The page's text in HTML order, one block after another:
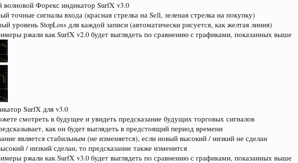
Форекс индикатор SurfX v3.0
точные сигналы входа (красная стрелка на Sell, зеленая стрелка на покупку)
уровень StopLoss для каждой записи (автоматически рисуется, как желтая линия)
ржали как SurfX v2.0 будет выглядеть по сравнению с графиками, показанных выше
SurfX для v3.0
смотреть в будущее и увидеть предсказание будущих торговых сигналов
как он будет выглядеть в предстоящий период времени
является стабильным (не изменяется), если новый высокий / низкий не сделан
/ низкий сделан, то предсказание также изменится
ржали как SurfX v3.0 будет выглядеть по сравнению с графиками, показанных выше